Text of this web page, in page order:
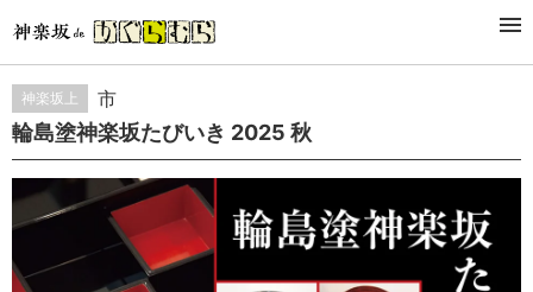
EVENT
神楽坂上 市
輪島塗神楽坂たびいき 2025 秋